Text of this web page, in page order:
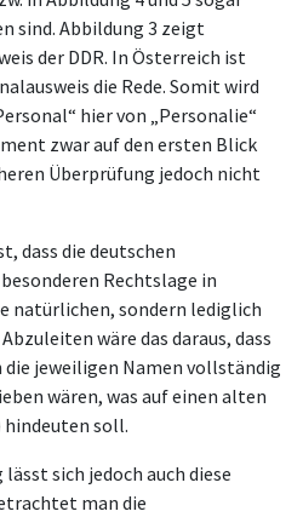
sind. Abbildung 3 zeigt
der DDR. In Österreich ist
die Rede. Somit wird
hier von „Personalie“
zwar auf den ersten Blick
Überprüfung jedoch nicht
dass die deutschen
Rechtslage in
natürlichen, sondern lediglich
wäre das daraus, dass
die jeweiligen Namen vollständig
wären, was auf einen alten
soll.
sich jedoch auch diese
man die